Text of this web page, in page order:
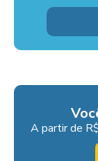
A partir de